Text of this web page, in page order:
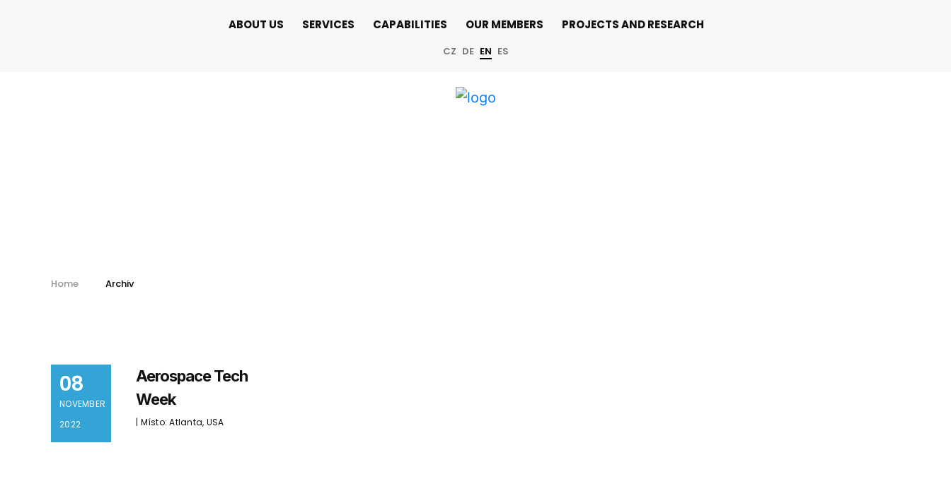
ABOUT US SERVICES CAPABILITIES OUR MEMBERS PROJECTS AND RESEARCH
CZ DE EN ES
Home Archiv
08
NOVEMBER
2022
Aerospace Tech
Week
| Místo: Atlanta, USA